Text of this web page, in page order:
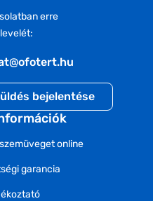
erre
bejelentése
online
garancia